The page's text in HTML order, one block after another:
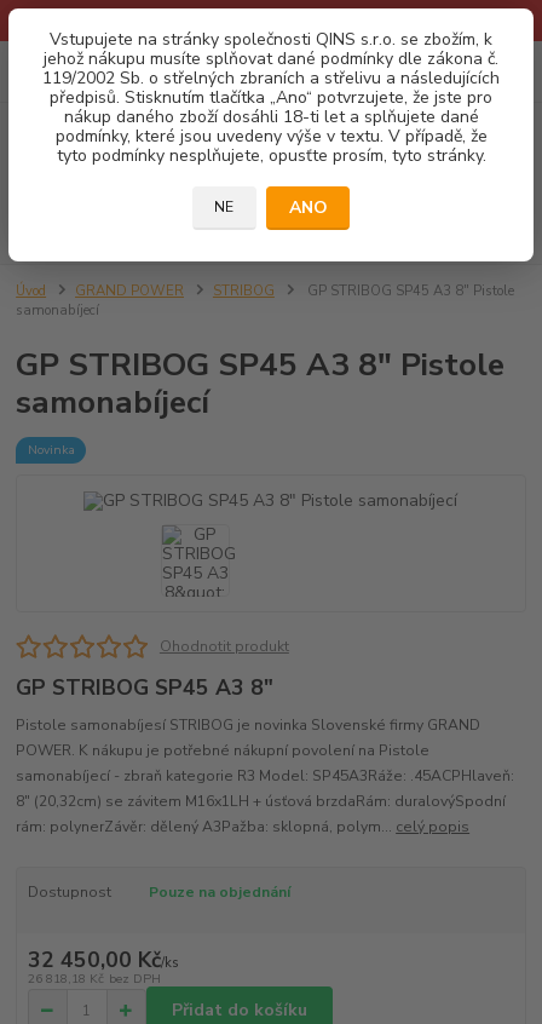
Vstupujete na stránky společnosti QINS s.r.o. se zbožím, k
jehož nákupu musíte splňovat dané podmínky dle zákona č.
119/2002 Sb. o střelných zbraních a střelivu a následujících
předpisů. Stisknutím tlačítka „Ano“ potvrzujete, že jste pro
nákup daného zboží dosáhli 18-ti let a splňujete dané
podmínky, které jsou uvedeny výše v textu. V případě, že
tyto podmínky nesplňujete, opusťte prosím, tyto stránky.
NE ANO
Menu
CZK 0
za0,00 Kč
Úvod GRAND POWER STRIBOG
GP STRIBOG SP45 A3 8" Pistole
samonabíjecí
GP STRIBOG SP45 A3 8" Pistole
samonabíjecí
Novinka
Ohodnotit produkt
GP STRIBOG SP45 A3 8"
Pistole samonabíjesí STRIBOG je novinka Slovenské firmy GRAND
POWER. K nákupu je potřebné nákupní povolení na Pistole
samonabíjecí - zbraň kategorie R3 Model: SP45A3Ráže: .45ACPHlaveň:
8" (20,32cm) se závitem M16x1LH + úsťová brzdaRám: duralovýSpodní
rám: polynerZávěr: dělený A3Pažba: sklopná, polym... celý popis
Dostupnost Pouze na objednání
32 450,00 Kč/ks
26 818,18 Kč bez DPH
Přidat do košíku